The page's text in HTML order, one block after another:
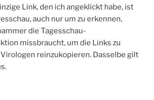
Link, den ich angeklickt habe, ist
auch nur um zu erkennen,
die Tagesschau-
missbraucht, um die Links zu
reinzukopieren. Dasselbe gilt